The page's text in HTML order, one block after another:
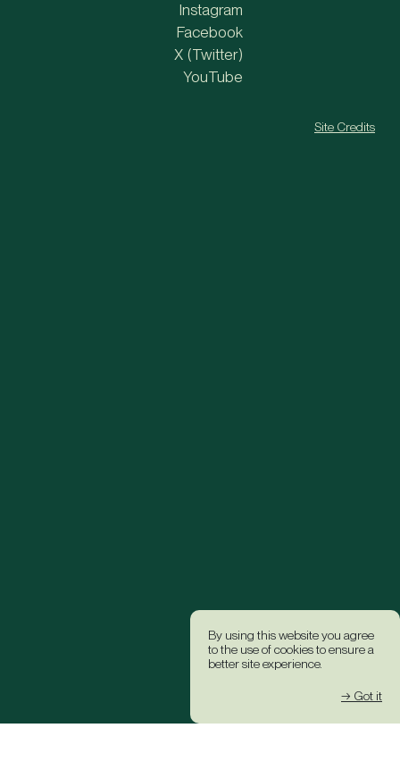
By using this website you agree
to the use of cookies to ensure a
better site experience.
→ Got it
Instagram
Facebook
X (Twitter)
YouTube
Site Credits